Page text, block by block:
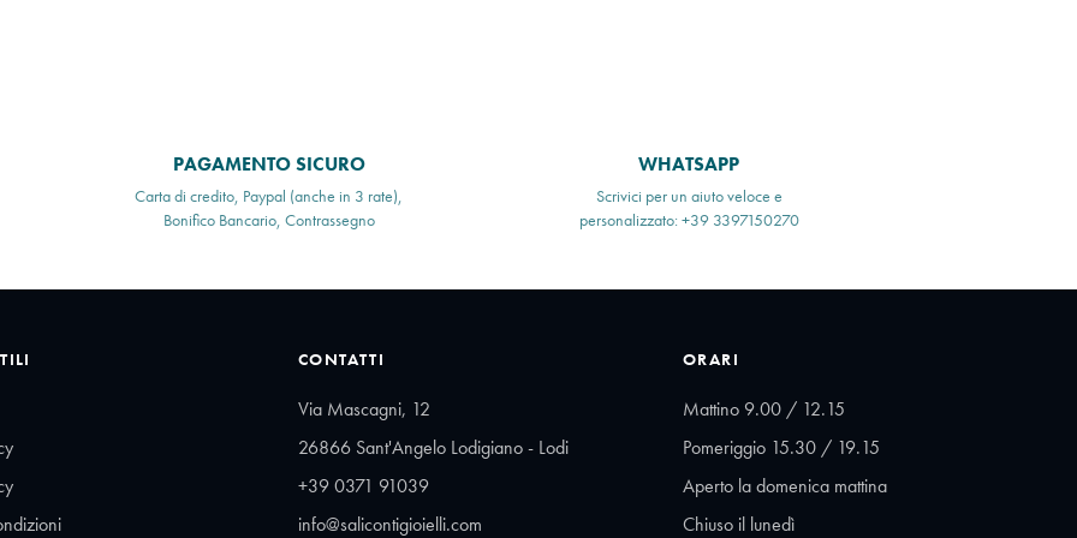
PAGAMENTO SICURO
Carta di credito, Paypal (anche in 3 rate),
Bonifico Bancario, Contrassegno
WHATSAPP
Scrivici per un aiuto veloce e
personalizzato: +39 3397150270
CONTATTI
Via Mascagni, 12
26866 Sant'Angelo Lodigiano - Lodi
+39 0371 91039
info@salicontigioielli.com
ORARI
Mattino 9.00 / 12.15
Pomeriggio 15.30 / 19.15
Aperto la domenica mattina
Chiuso il lunedì